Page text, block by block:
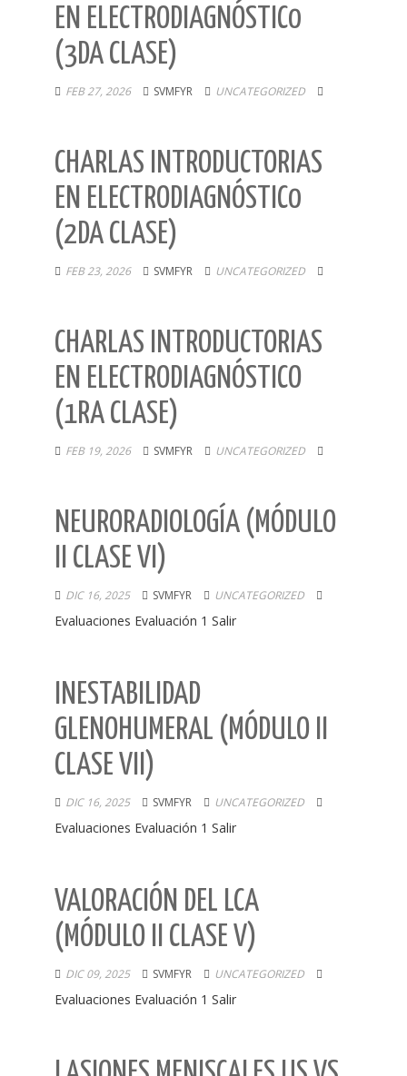
EN ELECTRODIAGNÓSTIC0
(3DA CLASE)
FEB 27, 2026 SVMFYR UNCATEGORIZED
CHARLAS INTRODUCTORIAS
EN ELECTRODIAGNÓSTIC0
(2DA CLASE)
FEB 23, 2026 SVMFYR UNCATEGORIZED
CHARLAS INTRODUCTORIAS
EN ELECTRODIAGNÓSTICO
(1RA CLASE)
FEB 19, 2026 SVMFYR UNCATEGORIZED
NEURORADIOLOGÍA (MÓDULO
II CLASE VI)
DIC 16, 2025 SVMFYR UNCATEGORIZED
Evaluaciones Evaluación 1 Salir
INESTABILIDAD
GLENOHUMERAL (MÓDULO II
CLASE VII)
DIC 16, 2025 SVMFYR UNCATEGORIZED
Evaluaciones Evaluación 1 Salir
VALORACIÓN DEL LCA
(MÓDULO II CLASE V)
DIC 09, 2025 SVMFYR UNCATEGORIZED
Evaluaciones Evaluación 1 Salir